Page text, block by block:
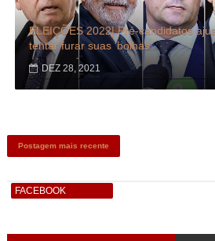
ELEIÇÕES 2022| Pré-candidatos
tentar furar suas 'bolhas'
DEZ 28, 2021
Postagem mais recente
FACEBOOK